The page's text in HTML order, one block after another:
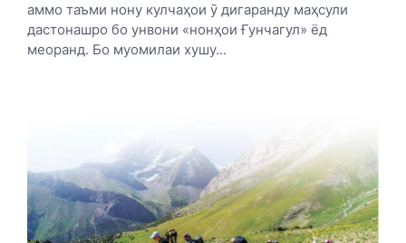
аммо таъми нону кулчаҳои ӯ дигаранду маҳсули
дастонашро бо унвони «нонҳои Ғунчагул» ёд
меоранд. Бо муомилаи хушу...